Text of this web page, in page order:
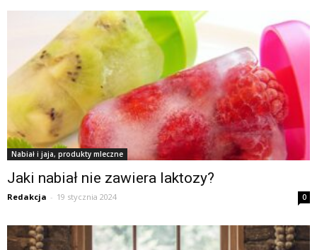
Nabiał i jaja, produkty mleczne
Jaki nabiał nie zawiera laktozy?
Redakcja - 19 stycznia 2024 0